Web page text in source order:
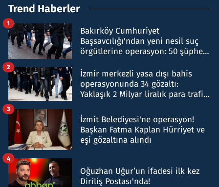
Trend Haberler
Bakırköy Cumhuriyet
Başsavcılığı'ndan yeni nesil suç
örgütlerine operasyon: 50 şüpheli
1
İzmir merkezli yasa dışı bahis
operasyonunda 34 gözaltı:
Yaklaşık 2 Milyar liralık para trafiği
2
İzmit Belediyesi'ne operasyon!
Başkan Fatma Kaplan Hürriyet ve
eşi gözaltına alındı
3
Oğuzhan Uğur’un ifadesi ilk kez
Diriliş Postası'nda!
4